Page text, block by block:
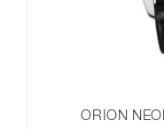
ORION